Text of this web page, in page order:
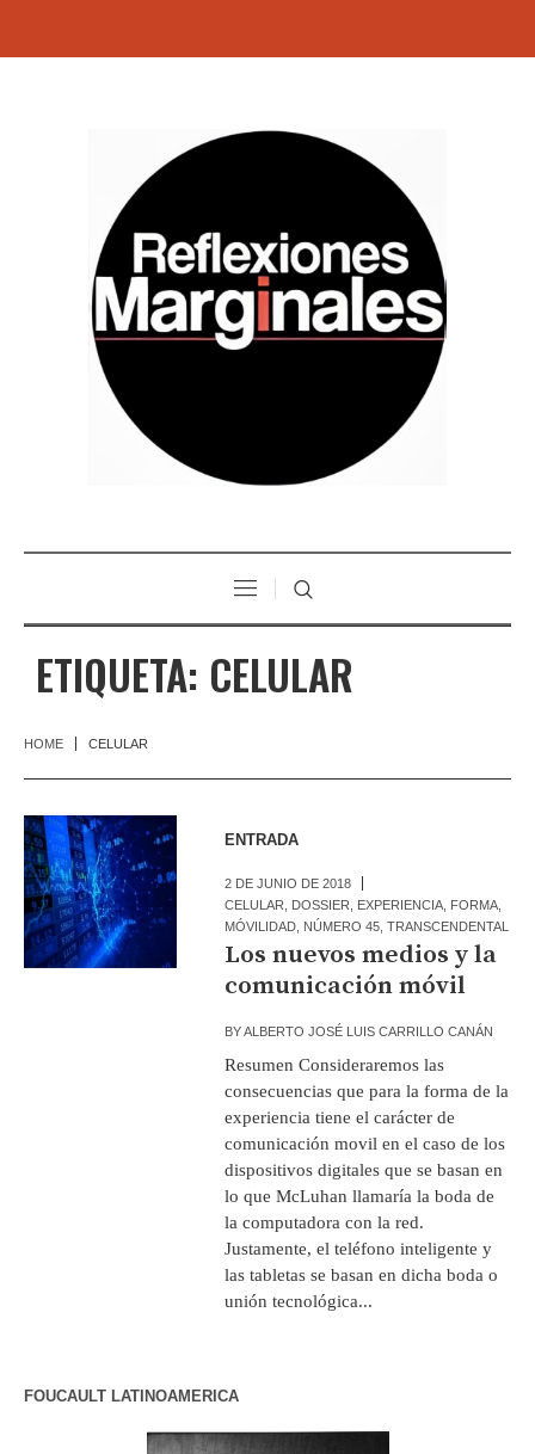
ETIQUETA: CELULAR
HOME CELULAR
ENTRADA
2 DE JUNIO DE 2018
CELULAR
DOSSIER EXPERIENCIA FORMA
MÓVILIDAD NÚMERO 45 ,TRANSCENDENTAL
Los nuevos medios y la
comunicación móvil
BYALBERTO JOSÉ LUIS CARRILLO CANÁN
Resumen Consideraremos las
consecuencias que para la forma de la
experiencia tiene el carácter de
comunicación movil en el caso de los
dispositivos digitales que se basan en
lo que McLuhan llamaría la boda de
la computadora con la red.
Justamente, el teléfono inteligente y
las tabletas se basan en dicha boda o
unión tecnológica...
FOUCAULT LATINOAMERICA